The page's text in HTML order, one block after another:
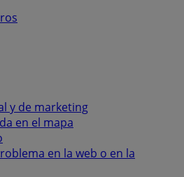
y de marketing
en el mapa
en la web o en la